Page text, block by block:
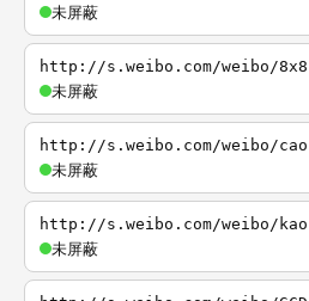
未屏蔽
http://s.weibo.com/weibo/8x8
未屏蔽
http://s.weibo.com/weibo/cao
未屏蔽
http://s.weibo.com/weibo/kao
未屏蔽